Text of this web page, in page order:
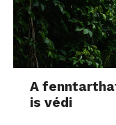
A
is védi